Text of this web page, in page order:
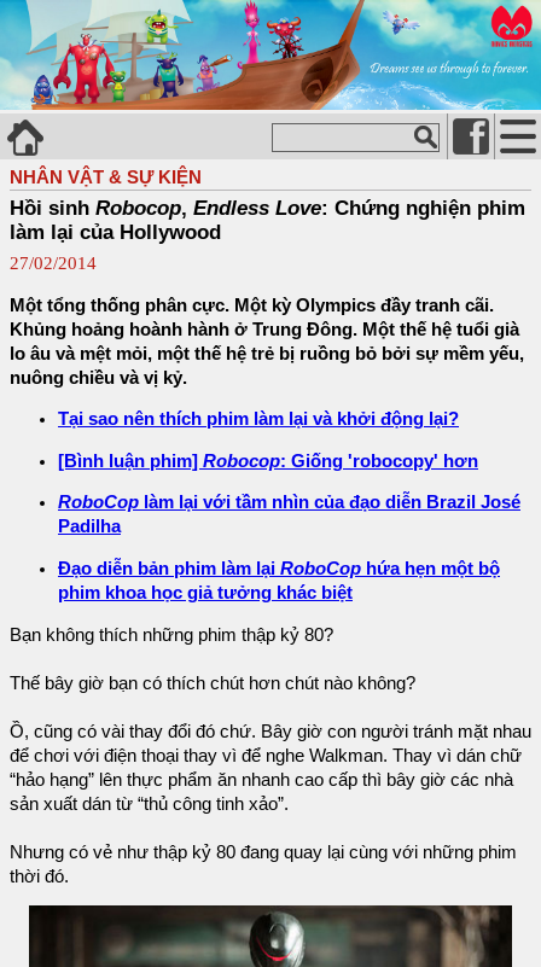
NHÂN VẬT & SỰ KIỆN
Hồi sinh Robocop, Endless Love: Chứng nghiện phim
làm lại của Hollywood
27/02/2014
Một tổng thống phân cực. Một kỳ Olympics đầy tranh cãi.
Khủng hoảng hoành hành ở Trung Đông. Một thế hệ tuổi già
lo âu và mệt mỏi, một thế hệ trẻ bị ruồng bỏ bởi sự mềm yếu,
nuông chiều và vị kỷ.
Tại sao nên thích phim làm lại và khởi động lại?
[Bình luận phim] Robocop: Giống 'robocopy' hơn
RoboCop làm lại với tầm nhìn của đạo diễn Brazil José
Padilha
Đạo diễn bản phim làm lại RoboCop hứa hẹn một bộ
phim khoa học giả tưởng khác biệt
Bạn không thích những phim thập kỷ 80?
Thế bây giờ bạn có thích chút hơn chút nào không?
Ồ, cũng có vài thay đổi đó chứ. Bây giờ con người tránh mặt nhau
để chơi với điện thoại thay vì để nghe Walkman. Thay vì dán chữ
“hảo hạng” lên thực phẩm ăn nhanh cao cấp thì bây giờ các nhà
sản xuất dán từ “thủ công tinh xảo”.
Nhưng có vẻ như thập kỷ 80 đang quay lại cùng với những phim
thời đó.